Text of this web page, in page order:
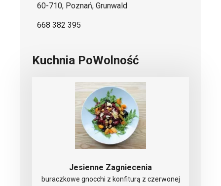
60-710, Poznań, Grunwald
668 382 395
Kuchnia PoWolność
Jesienne Zagniecenia
buraczkowe gnocchi z konfiturą z czerwonej